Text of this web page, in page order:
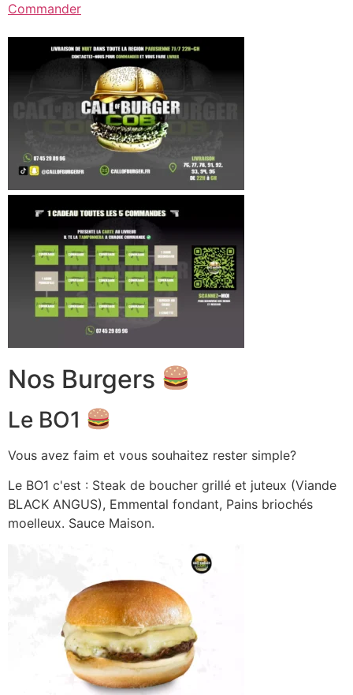
Commander
Nos Burgers
Le BO1
Vous avez faim et vous souhaitez rester simple?
Le BO1 c'est : Steak de boucher grillé et juteux (Viande
BLACK ANGUS), Emmental fondant, Pains briochés
moelleux. Sauce Maison.